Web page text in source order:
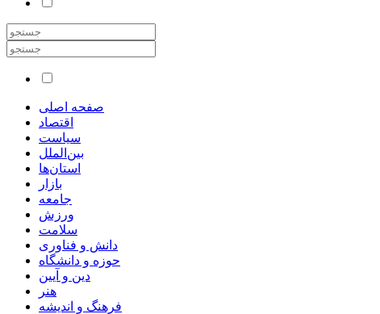
صفحه اصلی
اقتصاد
سیاست
بین‌الملل
استان‌ها
بازار
جامعه
ورزش
سلامت
دانش و فناوری
حوزه و دانشگاه
دین و آیین
هنر
فرهنگ و اندیشه